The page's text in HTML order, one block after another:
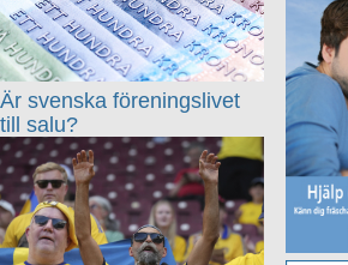
Är svenska föreningslivet
till salu?